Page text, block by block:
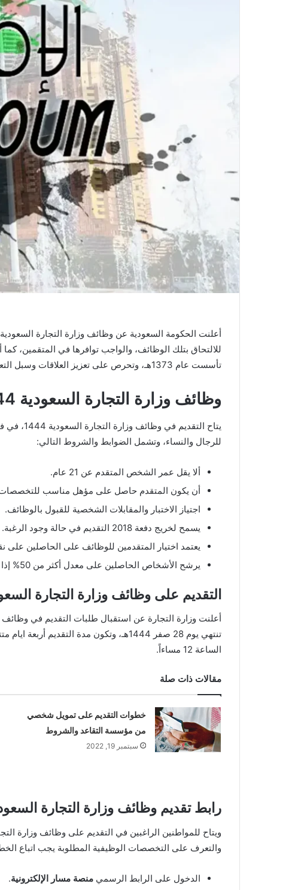
للالتحاق بتلك الوظائف، والواجب توافرها في المتقمين،
تأسست عام 1373هـ، وتحرص على تعزيز العلاقات وسبل التعاون التجارية بالداخل والخارج.
وظائف وزارة التجارة السعودية 1444
يتاح
للرجال والنساء، وتشمل الضوابط والشروط التالي:
ألا يقل عمر الشخص المتقدم عن 21 عام.
أن يكون المتقدم حاصل على مؤهل مناسب للتخصصات
اجتياز الاختبار والمقابلات الشخصية للقبول بالوظائف.
يسمح لخريج دفعة 2018 التقديم في حالة وجود الرغبة.
يعتمد اختيار المتقدمين للوظائف على الحاصلين
يرشح الأشخاص الحاصلين على معدل أكثر من 50% إذا تم التساوي في المؤهل وسنة التخرج.
التقديم على وظائف وزارة التجارة السعودية
الساعة 12 مساءاً.
مقالات ذات صلة
خطوات التقديم على تمويل شخصي
من مؤسسة التقاعد والشروط
سبتمبر 19, 2022
رابط تقديم وظائف وزارة التجارة السعودية
والتعرف على التخصصات الوظيفية المطلوبة يجب اتباع
الدخول على الرابط الرسمي منصة مسار الإلكترونية.